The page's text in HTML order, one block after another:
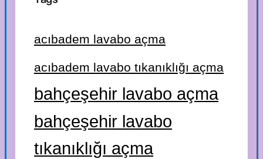
acıbadem lavabo açma
acıbadem lavabo tıkanıklığı açma
bahçeşehir lavabo açma
bahçeşehir lavabo
tıkanıklığı açma